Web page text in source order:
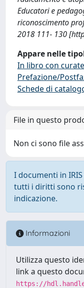
Educatori e
riconoscimento
2018 111- 130
Appare nelle
In libro con
Prefazione/
Schede di
File in questo
Non ci sono file
I documenti in
tutti i diritti sono
indicazione.
Informazioni
Utilizza questo
link a questo
https://